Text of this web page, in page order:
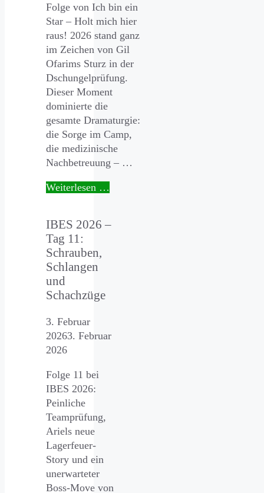
Folge von Ich bin ein
Star – Holt mich hier
raus! 2026 stand ganz
im Zeichen von Gil
Ofarims Sturz in der
Dschungelprüfung.
Dieser Moment
dominierte die
gesamte Dramaturgie:
die Sorge im Camp,
die medizinische
Nachbetreuung – …
Weiterlesen …
IBES 2026 –
Tag 11:
Schrauben,
Schlangen
und
Schachzüge
3. Februar
20263. Februar
2026
Folge 11 bei
IBES 2026:
Peinliche
Teamprüfung,
Ariels neue
Lagerfeuer-
Story und ein
unerwarteter
Boss-Move von